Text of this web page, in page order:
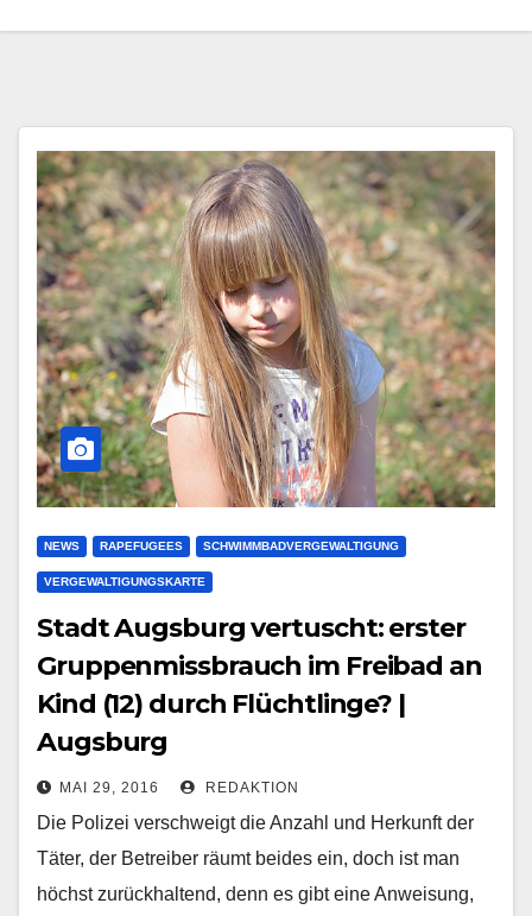
NEWS RAPEFUGEES SCHWIMMBADVERGEWALTIGUNG
VERGEWALTIGUNGSKARTE
Stadt Augsburg vertuscht: erster
Gruppenmissbrauch im Freibad an
Kind (12) durch Flüchtlinge? |
Augsburg
MAI 29, 2016 REDAKTION
Die Polizei verschweigt die Anzahl und Herkunft der
Täter, der Betreiber räumt beides ein, doch ist man
höchst zurückhaltend, denn es gibt eine Anweisung,